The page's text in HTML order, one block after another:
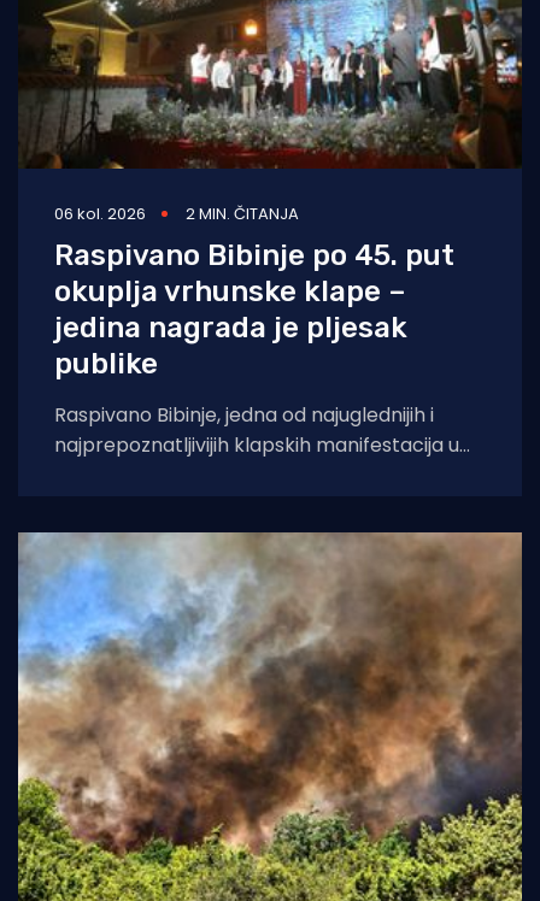
06 kol. 2026 2 MIN. ČITANJA
Raspivano Bibinje po 45. put
okuplja vrhunske klape –
jedina nagrada je pljesak
publike
Raspivano Bibinje, jedna od najuglednijih i
najprepoznatljivijih klapskih manifestacija u